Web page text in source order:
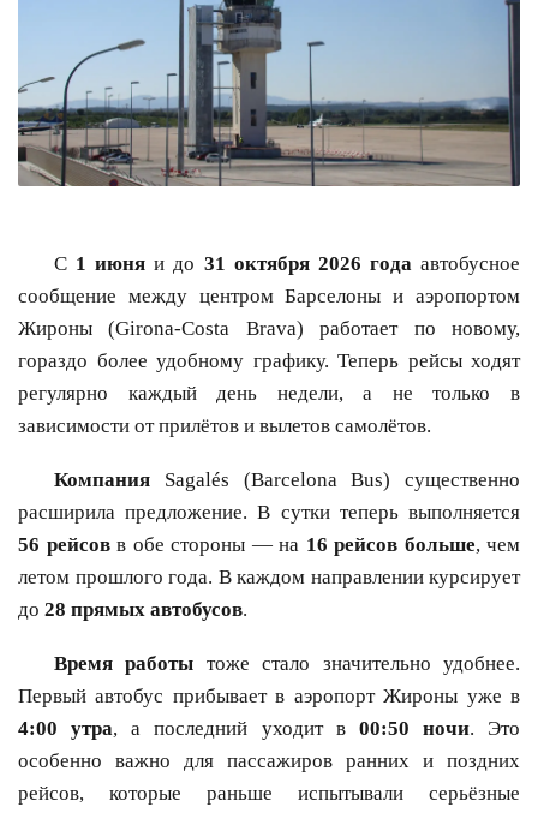
С 1 июня и до 31 октября 2026 годаавтобусное
сообщение между центром Барселоны и аэропортом
Жироны (Girona-Costa Brava) работает по новому,
гораздо более удобному графику. Теперь рейсы ходят
регулярно каждый день недели, а не только в
зависимости от прилётов и вылетов самолётов.
Компания Sagalés (Barcelona Bus) существенно
расширила предложение. В сутки теперь выполняется
56 рейсовв обе стороны — на 16 рейсов больше, чем
летом прошлого года. В каждом направлении курсирует
до 28 прямых автобусов.
Время работы тоже стало значительно удобнее.
Первый автобус прибывает в аэропорт Жироны уже в
4:00 утра, а последний уходит в 00:50 ночи. Это
особенно важно для пассажиров ранних и поздних
рейсов, которые раньше испытывали серьёзные